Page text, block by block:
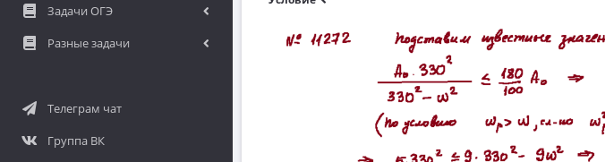
Задачи ОГЭ
Разные задачи
Телеграм чат
Группа ВК